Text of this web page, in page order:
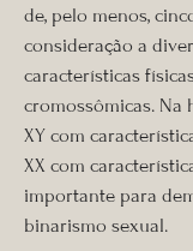
de, pelo menos,
consideração a
características
cromossômicas. Na
XY com
XX com
importante para
binarismo sexual.